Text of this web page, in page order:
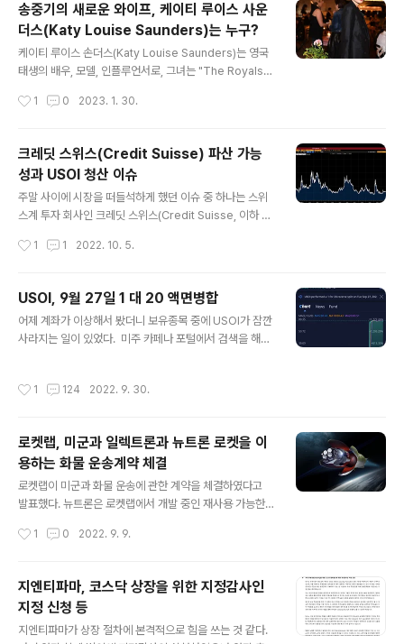
정 역으로 시청자들에게 눈도장을 찍었으며, 곧 있을 에서
도 활약을 기대해 볼만 하다. 차주영의 취미는 운동으로 검
도와 현대무용을 통해 어린 시절부터 꾸준히 체형관리를
하고있다고 한다. 또한 영어와 일본어에도 능통하며 유타
송중기의 새로운 와이프, 케이티 루이스 사운
더스(Katy Louise Saunders)는 누구?
케이티 루이스 손더스(Katy Louise Saunders)는 영국
태생의 배우, 모델, 인플루언서로, 그녀는 "The Royals"
(2018)를 포함한 수많은 텔레비전 쇼에서 일했다. 그녀는
사"에서 고정적인 역할을 했다. 연기 외에도, 그녀는 또한
루이비통과 프라다와 같은 패션 브랜드와 함께 일한 유명
한 모델이다. 그녀는 또한 인스타그램에 패션 트렌드에 대
해 자주 글을 올리는 활동적인 인플루언서이며, 이 모든 재
능 외에도, 그녀는 캠브리지 대학에서 심리학 학위를 받았
손더스는 고전적인 우아함과 현대적인 ..
1 0 2023. 1. 30.
크레딧 스위스(Credit Suisse) 파산 가능
성과 USOI 청산 이슈
주말 사이에 시장을 떠들석하게 했던 이슈 중 하나는 스위
스계 투자 회사인 크레딧 스위스(Credit Suisse, 이하 C
물 CDS 프리미엄 가격은 2008년 금융위기 때 보다도 더
다고 하지만 여전히 높은 가격에 위치하고 있다. CS의 최
근 실적을 보면 최근 4분기 매출이 지속적으로 줄어드는
것도 문제였지만 막대한 손실을 기록한 분기가 2번 있었
다. 이런 와중에 CDS 프리미엄까지 급등했다는 것은 심각
등했었고, 당시 CFO가 유동성이 충분하다고 시장을 안심
1 1 2022. 10. 5.
USOI, 9월 27일 1 대 20 액면병합
어제 계좌가 이상해서 봤더니 보유종목 중에 USOI가 잠깐
사라지는 일이 있었다. ​ 미주 카페나 포털에서 검색을 해봐
즘 유가가 하락하는 바람에 주당 4불 이하로 떨어져서 그
1 124 2022. 9. 30.
로켓랩, 미군과 일렉트론과 뉴트론 로켓을 이
용하는 화물 운송계약 체결
로켓랩이 미군과 화물 운송에 관한 계약을 체결하였다고
발표했다. 뉴트론은 로켓랩에서 개발 중인 재사용 가능한
용하고 있는 것에 비해 로켓 전체를 재활용하기 때문에 더
1 0 2022. 9. 9.
지엔티파마, 코스닥 상장을 위한 지정감사인
지정 신청 등
지엔티파마가 상장 절차에 본격적으로 힘을 쓰는 것 같다. ​